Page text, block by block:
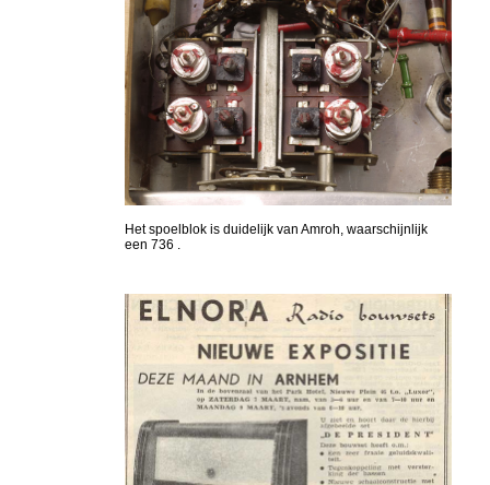
Het spoelblok is duidelijk van Amroh, waarschijnlijk
een 736 .